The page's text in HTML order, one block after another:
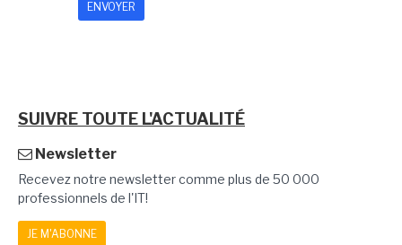
SUIVRE TOUTE L'ACTUALITÉ
Newsletter
Recevez notre newsletter comme plus de 50 000
professionnels de l'IT!
JE M'ABONNE